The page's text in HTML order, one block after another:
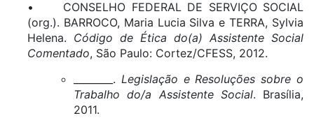
• CONSELHO FEDERAL DE SERVIÇO SOCIAL
(org.). BARROCO, Maria Lucia Silva e TERRA, Sylvia
Helena. Código de Ética do(a) Assistente Social
Comentado, São Paulo: Cortez/CFESS, 2012.
­­­________. Legislação e Resoluções sobre o
Trabalho do/a Assistente Social. Brasília,
2011.